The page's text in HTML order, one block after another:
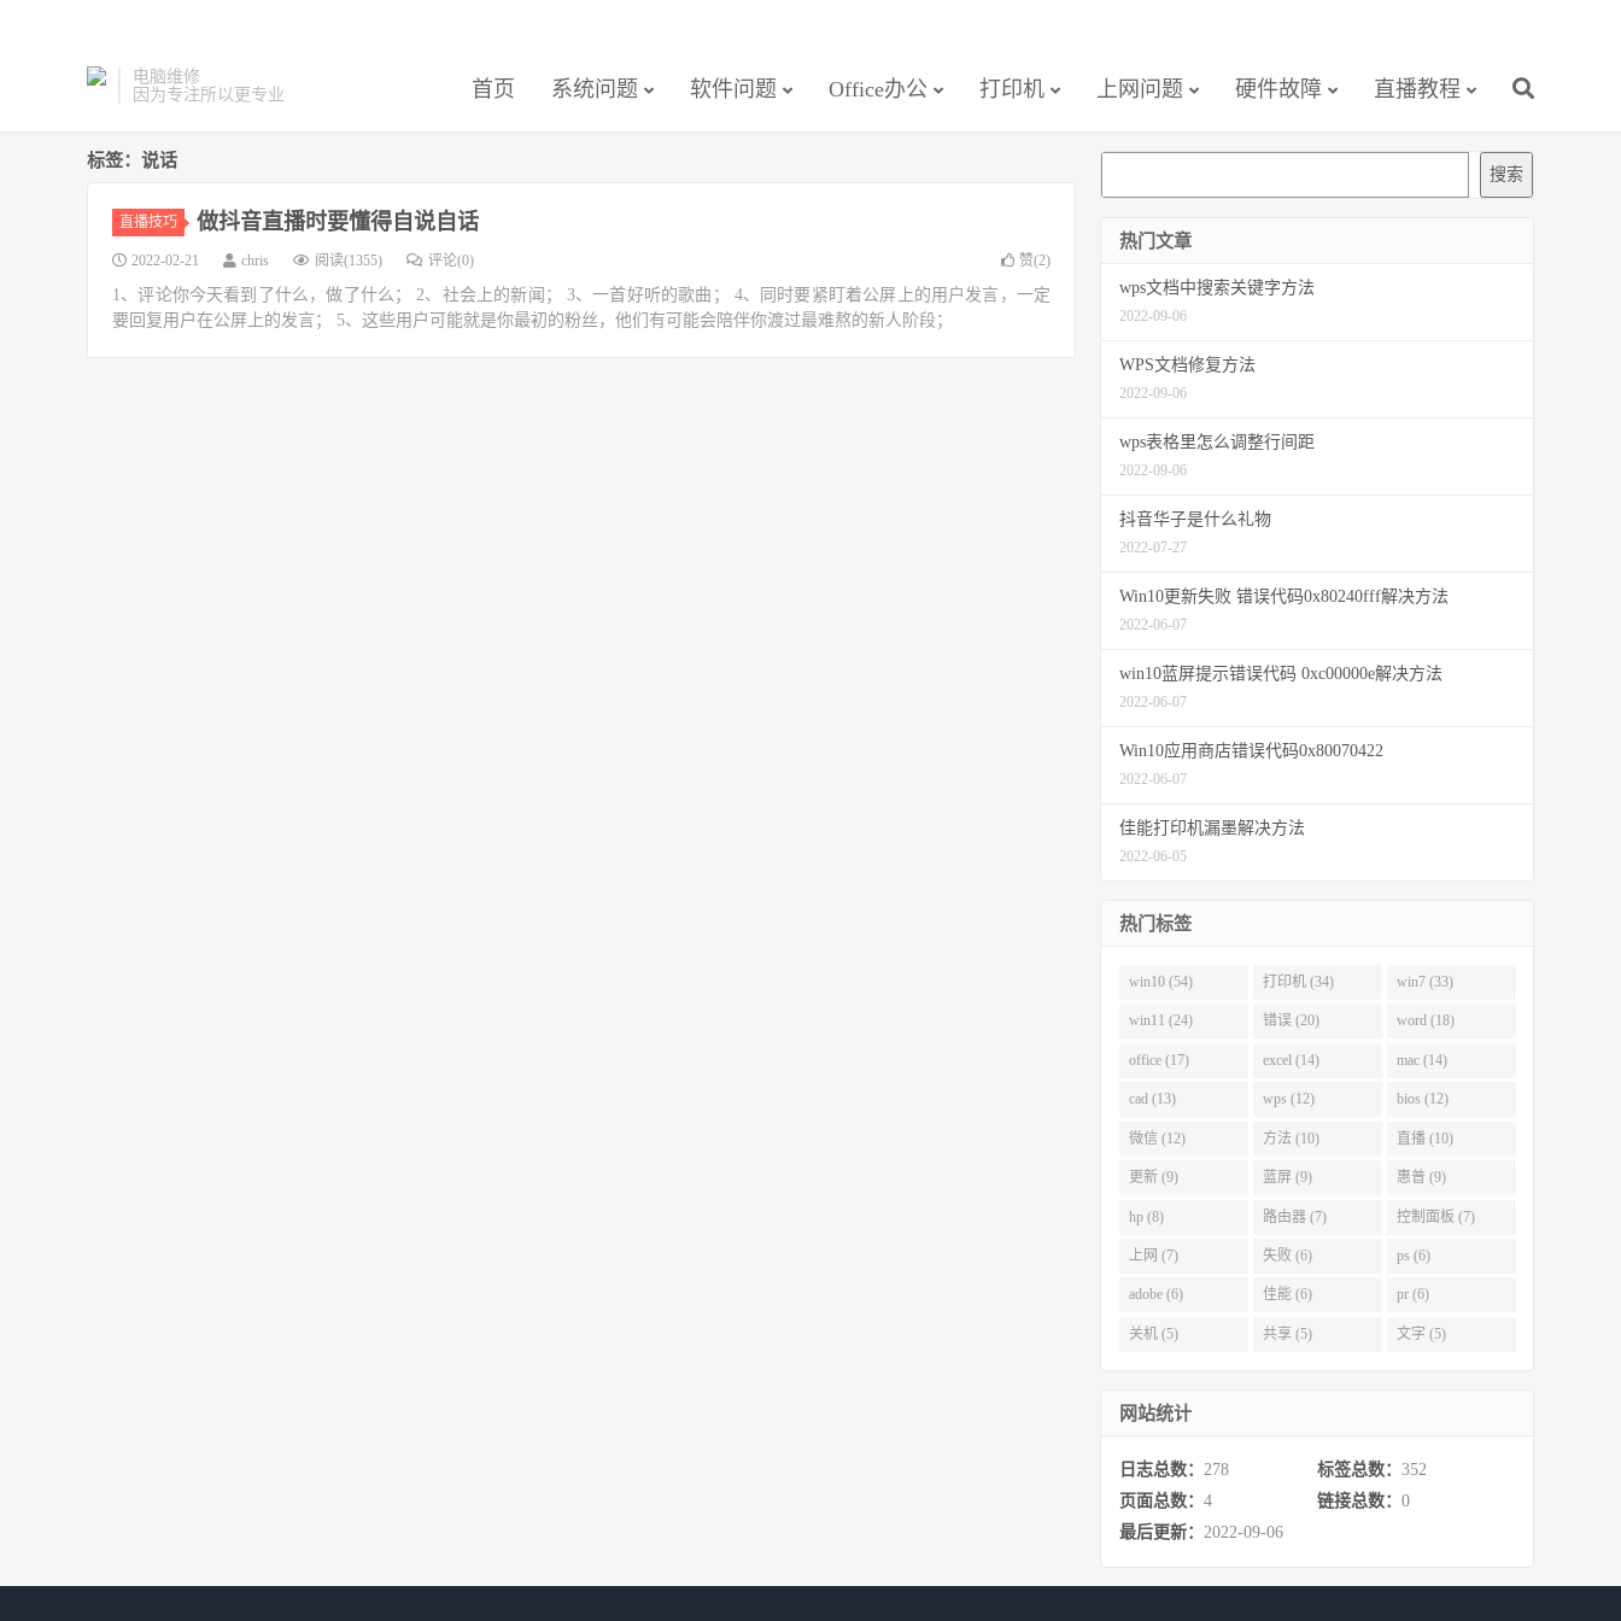
电脑维修
因为专注所以更专业
首页 系统问题 软件问题 Office办公 打印机 上网问题 硬件故障 直播教程
标签：说话
直播技巧 做抖音直播时要懂得自说自话
2022-02-21 chris 阅读(1355) 评论(0) 赞(2)
1、评论你今天看到了什么，做了什么； 2、社会上的新闻； 3、一首好听的歌曲； 4、同时要紧盯着公屏上的用户发言，一定
要回复用户在公屏上的发言； 5、这些用户可能就是你最初的粉丝，他们有可能会陪伴你渡过最难熬的新人阶段；
搜索
热门文章
wps文档中搜索关键字方法
2022-09-06
WPS文档修复方法
2022-09-06
wps表格里怎么调整行间距
2022-09-06
抖音华子是什么礼物
2022-07-27
Win10更新失败 错误代码0x80240fff解决方法
2022-06-07
win10蓝屏提示错误代码 0xc00000e解决方法
2022-06-07
Win10应用商店错误代码0x80070422
2022-06-07
佳能打印机漏墨解决方法
2022-06-05
热门标签
win10 (54) 打印机 (34) win7 (33)
win11 (24) 错误 (20) word (18)
office (17) excel (14) mac (14)
cad (13) wps (12) bios (12)
微信 (12) 方法 (10) 直播 (10)
更新 (9) 蓝屏 (9) 惠普 (9)
hp (8) 路由器 (7) 控制面板 (7)
上网 (7) 失败 (6) ps (6)
adobe (6) 佳能 (6) pr (6)
关机 (5) 共享 (5) 文字 (5)
网站统计
日志总数： 278 标签总数： 352
页面总数： 4 链接总数： 0
最后更新： 2022-09-06